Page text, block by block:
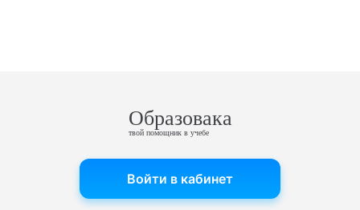
Образовака
твой помощник в учебе
Войти в кабинет